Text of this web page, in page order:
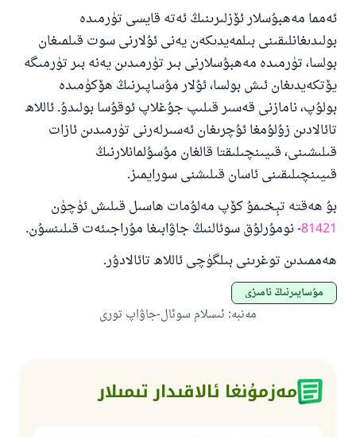
ئەمما مەھبۇسلار ئۆزلىرىنىڭ ئەتە قايسى تۈرمىدە
بولىدىغانلىقىنى بىلمەيدىكەن يەنى ئۇلارنى سوت قىلمىغان
بولسا، تۈرمىدە مەھبۇسلارنى بىر تۈرمىدىن يەنە بىر تۈرمىگە
يۆتكەيدىغان ئىش بولسا، ئۇلار مۇساپىرنىڭ ھۆكۈمىدە
بولۇپ، نامازنى قەسىر قىلىپ جۇغلاپ ئوقۇسا بولىدۇ. ئاللاھ
تائالادىن زۇلۇمغا ئۇچرىغان ئەسىرلەرنى تۈرمىدىن ئازات
قىلىشىنى، قىيىنچىلىقتا قالغان مۇسۇلمانلارنىڭ
قىيىنچىلىقىنى ئاسان قىلىشنى سورايمىز.
بۇ ھەقتە تېخىمۇ كۆپ مەلۇمات ھاسىل قىلىش ئۈچۈن
81421- نومۇرلۇق سوئالنىڭ جاۋابىغا مۇراجىئەت قىلىنسۇن.
ھەممىدىن توغرىنى بىلگۈچى ئاللاھ تائالادۇر.
مۇساپىرنىڭ نامىزى
مەنبە: ئىسلام سوئال-جاۋاپ تورى
مەزمۇنغا ئالاقىدار تىمىلار